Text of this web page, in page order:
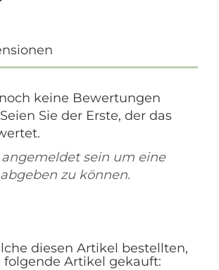
keine Bewertungen
Sie der Erste, der das
angemeldet sein um eine
zu können.
diesen Artikel bestellten,
folgende Artikel gekauft: